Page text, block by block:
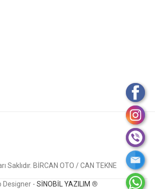
Saklıdır. BİRCAN OTO / CAN TEKNE
Designer - SİNOBİL YAZILIM ®